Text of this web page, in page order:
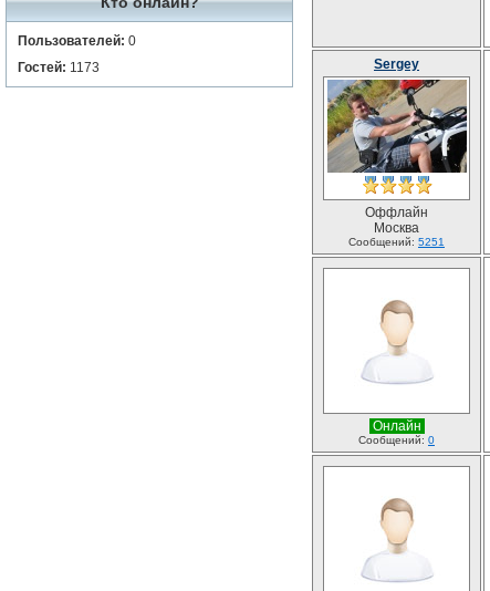
Пользователей: 0
Гостей: 1173 Sergey
Оффлайн
Москва
Сообщений: 5251
Онлайн
Сообщений: 0